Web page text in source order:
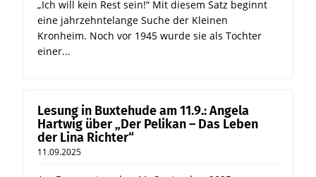
„Ich will kein Rest sein!“ Mit diesem Satz beginnt
eine jahrzehntelange Suche der Kleinen
Kronheim. Noch vor 1945 wurde sie als Tochter
einer...
Lesung in Buxtehude am 11.9.: Angela
Hartwig über „Der Pelikan – Das Leben
der Lina Richter“
11.09.2025